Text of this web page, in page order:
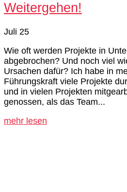
Weitergehen!
Juli 25
Wie oft werden Projekte in
abgebrochen? Und noch viel
Ursachen dafür? Ich habe in
Führungskraft viele Projekte
und in vielen Projekten
genossen, als das Team...
mehr lesen